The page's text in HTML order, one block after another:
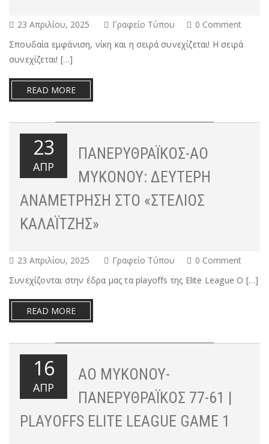
23 Απριλίου, 2025 Γραφείο Τύπου
0 Comment
Σπουδαία εμφάνιση, νίκη και η σειρά συνεχίζεται! Η σειρά
συνεχίζεται! […]
READ MORE
23
ΑΠΡ
ΠΑΝΕΡΥΘΡΑΪΚΌΣ-ΑΟ
ΜΥΚΌΝΟΥ: ΔΕΎΤΕΡΗ
ΑΝΑΜΈΤΡΗΣΗ ΣΤΟ «ΣΤΈΛΙΟΣ
ΚΑΛΑΪΤΖΉΣ»
23 Απριλίου, 2025 Γραφείο Τύπου
0 Comment
Συνεχίζονται στην έδρα μας τα playoffs της Elite League Ο […]
READ MORE
16
ΑΠΡ
ΑΟ ΜΥΚΌΝΟΥ-
ΠΑΝΕΡΥΘΡΑΪΚΌΣ 77-61 |
PLAYOFFS ELITE LEAGUE GAME 1